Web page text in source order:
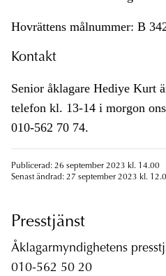
Hovrättens målnummer: B
Kontakt
Senior åklagare Hediye Kurt
telefon kl. 13-14 i morgon
010-562 70 74.
Publicerad: 26 september 2023 kl. 14.00
Senast ändrad: 27 september 2023 kl.
Presstjänst
Åklagarmyndighetens
010-562 50 20